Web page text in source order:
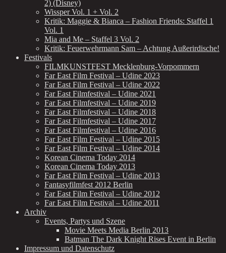
2) (Disney)
Wissper Vol. 1 + Vol. 2
Kritik: Maggie & Bianca – Fashion Friends: Staffel 1
Vol. 1
Mia and Me – Staffel 3 Vol. 2
Kritik: Feuerwehrmann Sam – Achtung Außerirdische!
Festivals
FILMKUNSTFEST Mecklenburg-Vorpommern
Far East Film Festival – Udine 2023
Far East Film Festival – Udine 2022
Far East Filmfestival – Udine 2021
Far East Filmfestival – Udine 2019
Far East Filmfestival – Udine 2018
Far East Filmfestival – Udine 2017
Far East Filmfestival – Udine 2016
Far East Film Festival – Udine 2015
Far East Film Festival – Udine 2014
Korean Cinema Today 2014
Korean Cinema Today 2013
Far East Film Festival – Udine 2013
Fantasyfilmfest 2012 Berlin
Far East Film Festival – Udine 2012
Far East Film Festival – Udine 2011
Archiv
Events, Partys und Szene
Movie Meets Media Berlin 2013
Batman The Dark Knight Rises Event in Berlin
Impressum und Datenschutz